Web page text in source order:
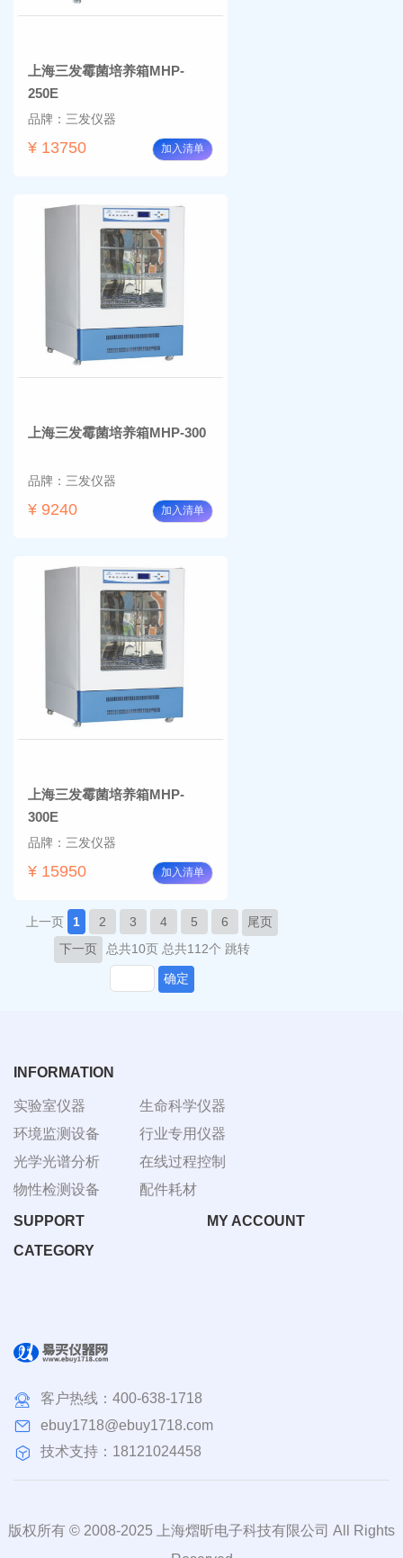
上海三发霉菌培养箱MHP-
250E
品牌：三发仪器
¥ 13750 加入清单
上海三发霉菌培养箱MHP-300
品牌：三发仪器
¥ 9240 加入清单
上海三发霉菌培养箱MHP-
300E
品牌：三发仪器
¥ 15950 加入清单
上一页 1 2 3 4 5 6
尾页
下一页
总共10页 总共112个 跳转
确定
INFORMATION
实验室仪器
环境监测设备
光学光谱分析
物性检测设备
生命科学仪器
行业专用仪器
在线过程控制
配件耗材
SUPPORT
MY ACCOUNT
CATEGORY
客户热线： 400-638-1718
ebuy1718@ebuy1718.com
技术支持：18121024458
版权所有 © 2008-2025 上海熠昕电子科技有限公司 All Rights